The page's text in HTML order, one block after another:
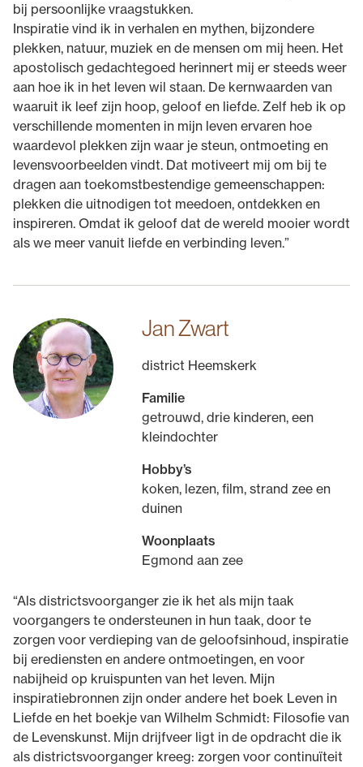
bij persoonlijke vraagstukken.
Inspiratie vind ik in verhalen en mythen, bijzondere
plekken, natuur, muziek en de mensen om mij heen. Het
apostolisch gedachtegoed herinnert mij er steeds weer
aan hoe ik in het leven wil staan. De kernwaarden van
waaruit ik leef zijn hoop, geloof en liefde. Zelf heb ik op
verschillende momenten in mijn leven ervaren hoe
waardevol plekken zijn waar je steun, ontmoeting en
levensvoorbeelden vindt. Dat motiveert mij om bij te
dragen aan toekomstbestendige gemeenschappen:
plekken die uitnodigen tot meedoen, ontdekken en
inspireren. Omdat ik geloof dat de wereld mooier wordt
als we meer vanuit liefde en verbinding leven.”
Jan Zwart
district Heemskerk
Familie
getrouwd, drie kinderen, een
kleindochter
Hobby’s
koken, lezen, film, strand zee en
duinen
Woonplaats
Egmond aan zee
“Als districtsvoorganger zie ik het als mijn taak
voorgangers te ondersteunen in hun taak, door te
zorgen voor verdieping van de geloofsinhoud, inspiratie
bij erediensten en andere ontmoetingen, en voor
nabijheid op kruispunten van het leven. Mijn
inspiratiebronnen zijn onder andere het boek Leven in
Liefde en het boekje van Wilhelm Schmidt: Filosofie van
de Levenskunst. Mijn drijfveer ligt in de opdracht die ik
als districtsvoorganger kreeg: zorgen voor continuïteit